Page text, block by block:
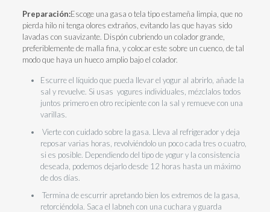
Preparación:Escoge una gasa o tela tipo estameña limpia, que no
pierda hilo ni tenga olores extraños, evitando las que hayas sido
lavadas con suavizante. Dispón cubriendo un colador grande,
preferiblemente de malla fina, y colocar este sobre un cuenco, de tal
modo que haya un hueco amplio bajo el colador.
Escurre el líquido que pueda llevar el yogur al abrirlo, añade la
sal y revuelve. Si usas yogures individuales, mézclalos todos
juntos primero en otro recipiente con la sal y remueve con una
varillas.
Vierte con cuidado sobre la gasa. Lleva al refrigerador y deja
reposar varias horas, revolviéndolo un poco cada tres o cuatro,
si es posible. Dependiendo del tipo de yogur y la consistencia
deseada, podemos dejarlo desde 12 horas hasta un máximo
de dos días.
Termina de escurrir apretando bien los extremos de la gasa,
retorciéndola. Saca el labneh con una cuchara y guarda